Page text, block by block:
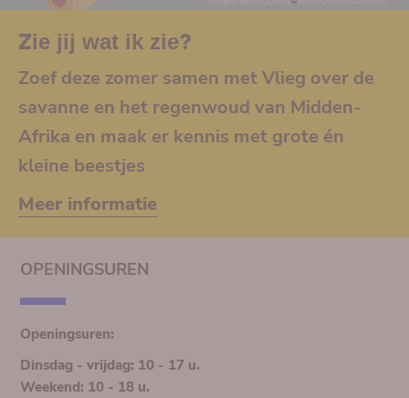
Zie jij wat ik zie?
Zoef deze zomer samen met Vlieg over de
savanne en het regenwoud van Midden-
Afrika en maak er kennis met grote én
kleine beestjes
Meer informatie
OPENINGSUREN
Openingsuren:
Dinsdag - vrijdag: 10 - 17 u.
Weekend: 10 - 18 u.